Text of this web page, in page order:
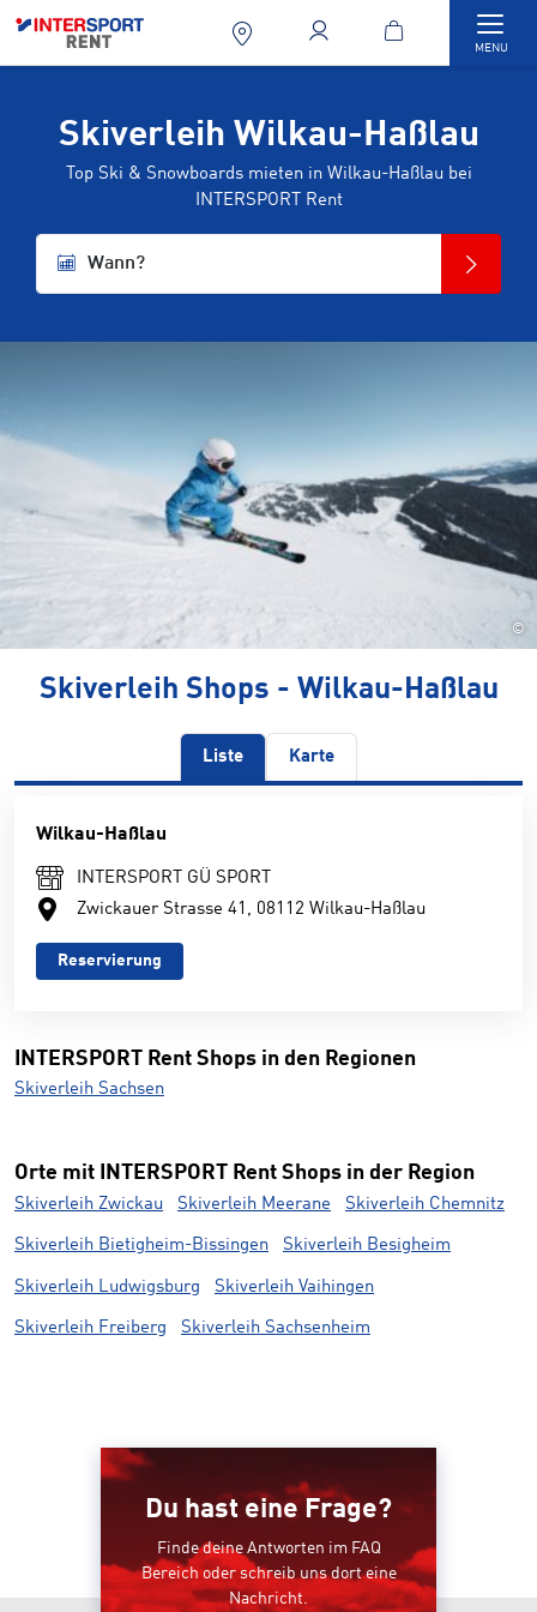
MENU
Skiverleih Wilkau-Haßlau
Top Ski & Snowboards mieten in Wilkau-Haßlau bei
INTERSPORT Rent
Wann?
©
Skiverleih Shops - Wilkau-Haßlau
Liste Karte
Wilkau-Haßlau
INTERSPORT GÜ SPORT
Zwickauer Strasse 41, 08112 Wilkau-Haßlau
Reservierung
INTERSPORT Rent Shops in den Regionen
Skiverleih Sachsen
Orte mit INTERSPORT Rent Shops in der Region
Skiverleih Zwickau Skiverleih Meerane Skiverleih Chemnitz
Skiverleih Bietigheim-Bissingen Skiverleih Besigheim
Skiverleih Ludwigsburg Skiverleih Vaihingen
Skiverleih Freiberg Skiverleih Sachsenheim
Du hast eine Frage?
Finde deine Antworten im FAQ
Bereich oder schreib uns dort eine
Nachricht.